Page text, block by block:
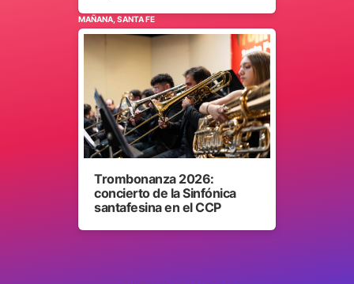
MAÑANA, SANTA FE
Trombonanza 2026:
concierto de la Sinfónica
santafesina en el CCP